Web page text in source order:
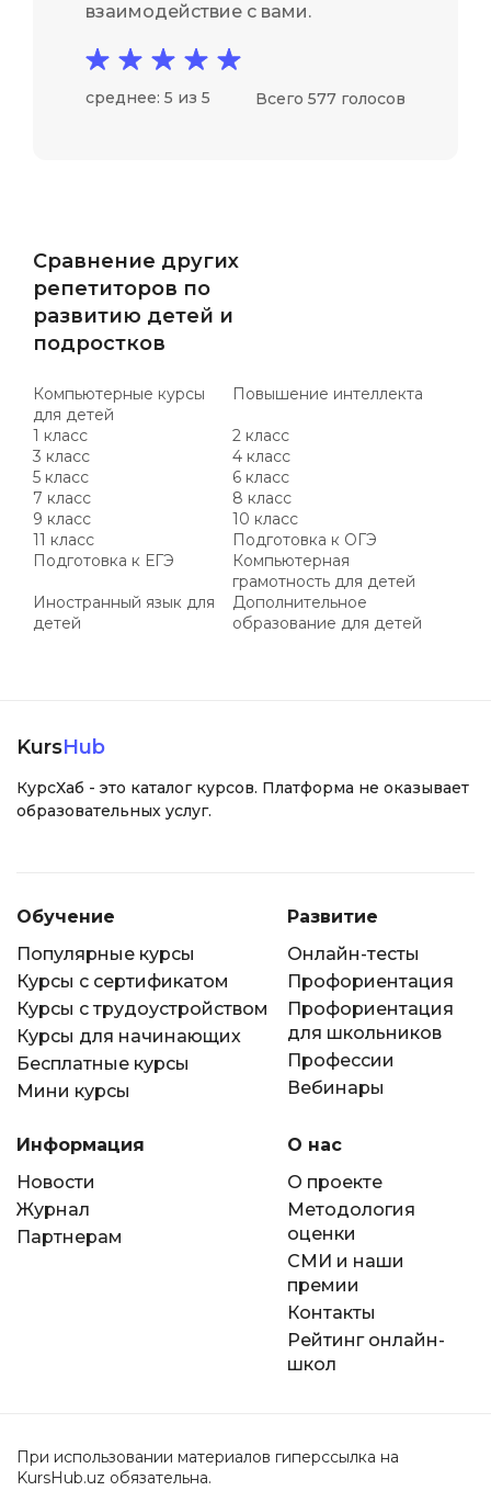
взаимодействие с вами.
среднее: 5 из 5 Всего 577 голосов
Сравнение других
репетиторов по
развитию детей и
подростков
Компьютерные курсы
для детей
Повышение интеллекта
1 класс
2 класс
3 класс
4 класс
5 класс
6 класс
7 класс
8 класс
9 класс
10 класс
11 класс
Подготовка к ОГЭ
Подготовка к ЕГЭ
Компьютерная
грамотность для детей
Иностранный язык для
детей
Дополнительное
образование для детей
KursHub
КурсХаб - это каталог курсов. Платформа не оказывает
образовательных услуг.
Обучение
Популярные курсы
Курсы с сертификатом
Курсы с трудоустройством
Курсы для начинающих
Бесплатные курсы
Мини курсы
Развитие
Онлайн-тесты
Профориентация
Профориентация
для школьников
Профессии
Вебинары
Информация
Новости
Журнал
Партнерам
О нас
О проекте
Методология
оценки
СМИ и наши
премии
Контакты
Рейтинг онлайн-
школ
При использовании материалов гиперссылка на
KursHub.uz обязательна.